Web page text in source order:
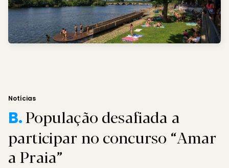
Notícias
B.População desafiada a
participar no concurso “Amar
a Praia”